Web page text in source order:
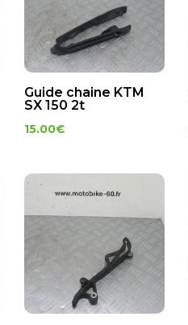
Guide chaine KTM
SX 150 2t
15.00€